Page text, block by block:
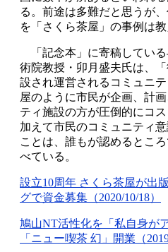
る。前途は多難だと思うが
を「さくら茶屋」の事例は教
「記念本」に寄稿してい
術院教授・卯月盛夫氏は、
設され運営されるコミュニ
屋のように市民が企画、計
ティ施設の方が圧倒的にコ
加えて市民のコミュニティ
ことは、誰もが認めるとこ
べている。
設立10周年 さくら茶屋が出
グで資金募集（2020/10/18）
鳩山NT活性化を「私自身が
「ニュー喫茶 幻」開業（